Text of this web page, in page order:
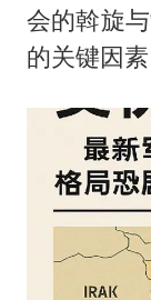
会的斡旋
的关键因素